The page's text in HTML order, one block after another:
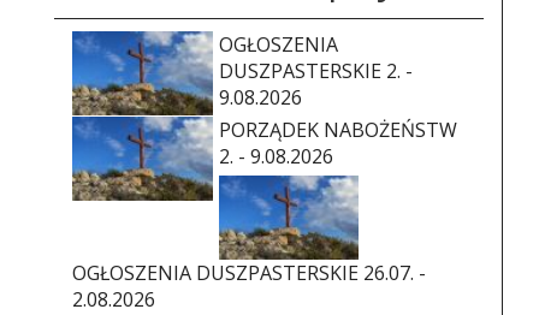
OGŁOSZENIA
DUSZPASTERSKIE 2. -
9.08.2026
PORZĄDEK NABOŻEŃSTW
2. - 9.08.2026
OGŁOSZENIA DUSZPASTERSKIE 26.07. -
2.08.2026